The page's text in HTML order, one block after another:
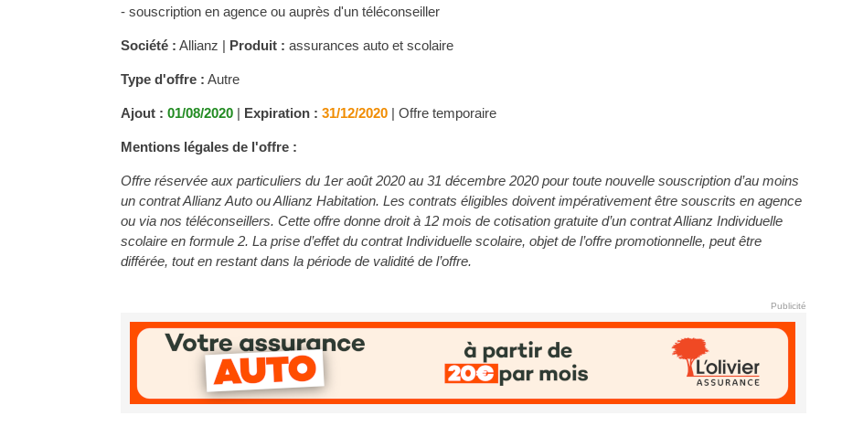
- souscription en agence ou auprès d'un téléconseiller
Société : Allianz | Produit : assurances auto et scolaire
Type d'offre : Autre
Ajout : 01/08/2020 | Expiration : 31/12/2020 | Offre temporaire
Mentions légales de l'offre :
Offre réservée aux particuliers du 1er août 2020 au 31 décembre 2020 pour toute nouvelle souscription d’au moins
un contrat Allianz Auto ou Allianz Habitation. Les contrats éligibles doivent impérativement être souscrits en agence
ou via nos téléconseillers. Cette offre donne droit à 12 mois de cotisation gratuite d’un contrat Allianz Individuelle
scolaire en formule 2. La prise d’effet du contrat Individuelle scolaire, objet de l’offre promotionnelle, peut être
différée, tout en restant dans la période de validité de l’offre.
Publicité